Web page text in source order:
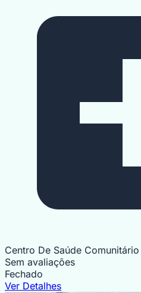
Centro De Saúde Comunitário
Sem avaliações
Fechado
Ver Detalhes